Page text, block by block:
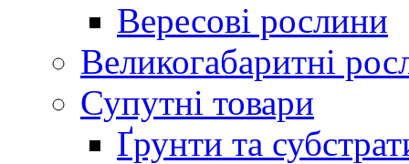
Вересові рослини
Великогабаритні
Супутні товари
Ґрунти та